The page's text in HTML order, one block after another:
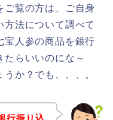
ご覧の方は、ご自身
方法について調べて
宝人参の商品を銀行
たらいいのにな～
か？でも、、、。
行振り込